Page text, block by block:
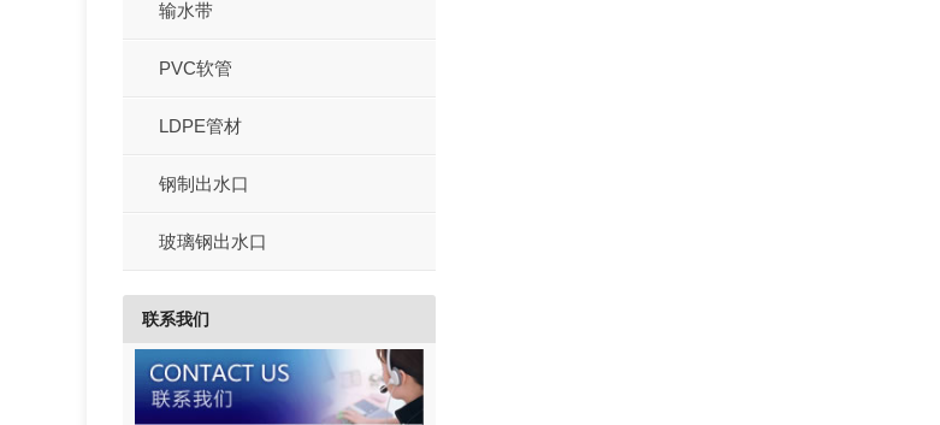
输水带
PVC软管
LDPE管材
钢制出水口
玻璃钢出水口
联系我们